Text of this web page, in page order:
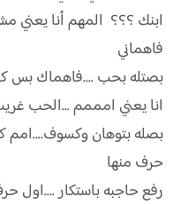
ابنك ؟؟؟ المهم أنا يعني
فاهماني
بصتله بحب ....فاهماك بس
انا يعني امممم ...الحب
بصله بتوهان
حرف منها
رفع حاجبه باستكار ....اول